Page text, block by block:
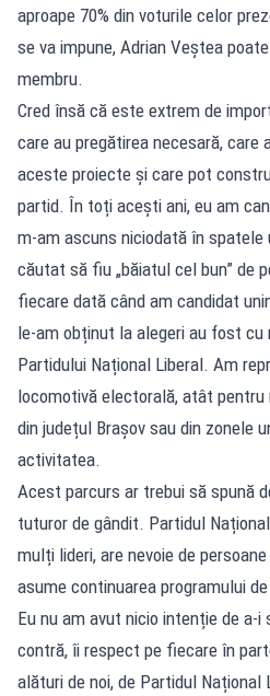
aproape 70% din voturile celor
se va impune, Adrian Veștea
membru.
Cred însă că este extrem de
care au pregătirea necesară, care
aceste proiecte și care pot
partid. În toți acești ani, eu am
m-am ascuns niciodată în spatele
căutat să fiu „băiatul cel bun” de
fiecare dată când am candidat
le-am obținut la alegeri au fost
Partidului Național Liberal. Am
locomotivă electorală, atât
din județul Brașov sau din zonele
activitatea.
Acest parcurs ar trebui să spună
tuturor de gândit. Partidul
mulți lideri, are nevoie de
asume continuarea programului
Eu nu am avut nicio intenție de a-i
contră, îi respect pe fiecare în
alături de noi, de Partidul Național